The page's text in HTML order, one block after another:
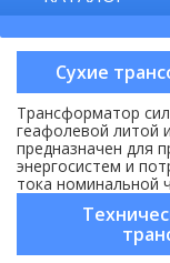
Сухие
Трансформатор
геафолевой литой
предназначен для
энергосистем и
тока номинальной